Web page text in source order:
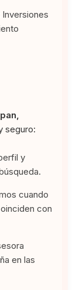
Inversiones
seguro:
y
cuando
con
en las